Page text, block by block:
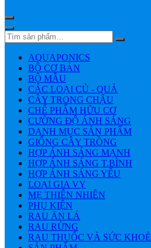
AQUAPONICS
BỘ CƠ BẢN
BỘ MẪU
CÁC LOẠI CỦ - QUẢ
CÂY TRONG CHẬU
CHẾ PHẨM HỮU CƠ
CƯỜNG ĐỘ ÁNH SÁNG
DANH MỤC SẢN PHẨM
GIỐNG CÂY TRỒNG
HỢP ÁNH SÁNG MẠNH
HỢP ÁNH SÁNG T.BÌNH
HỢP ÁNH SÁNG YẾU
LOẠI GIA VỴ
MẸ THIÊN NHIÊN
PHỤ KIỆN
RAU ĂN LÁ
RAU RỪNG
RAU THUỐC VÀ SỨC KHOẺ